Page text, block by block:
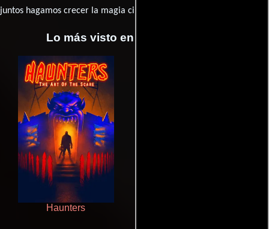
juntos hagamos crecer la magia cinematográfica!
Lo más visto en Cineyseries.net
Haunters